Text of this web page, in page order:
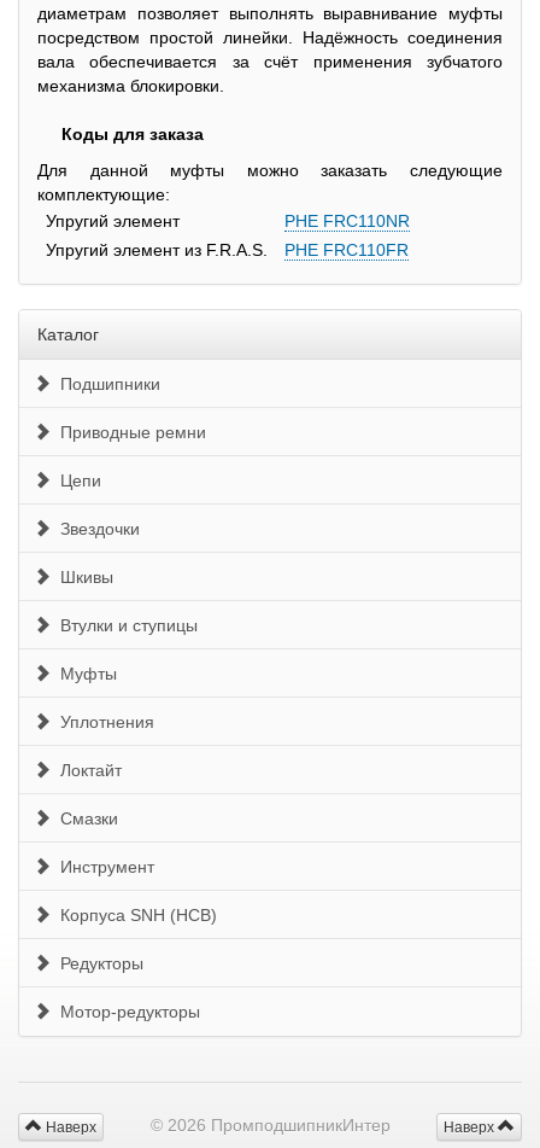
диаметрам позволяет выполнять выравнивание муфты
посредством простой линейки. Надёжность соединения
вала обеспечивается за счёт применения зубчатого
механизма блокировки.
Коды для заказа
Для данной муфты можно заказать следующие
комплектующие:
Упругий элемент
PHE FRC110NR
Упругий элемент из F.R.A.S.
PHE FRC110FR
Каталог
Подшипники
Приводные ремни
Цепи
Звездочки
Шкивы
Втулки и ступицы
Муфты
Уплотнения
Локтайт
Смазки
Инструмент
Корпуса SNH (HCB)
Редукторы
Мотор-редукторы
Наверх
Наверх © 2026 ПромподшипникИнтер